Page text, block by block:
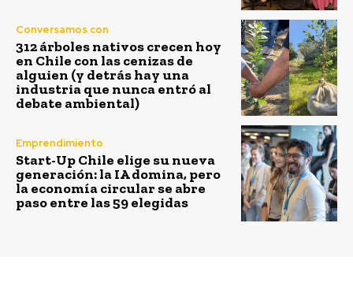
Conversamos con
312 árboles nativos crecen hoy
en Chile con las cenizas de
alguien (y detrás hay una
industria que nunca entró al
debate ambiental)
Emprendimiento
Start-Up Chile elige su nueva
generación: la IA domina, pero
la economía circular se abre
paso entre las 59 elegidas